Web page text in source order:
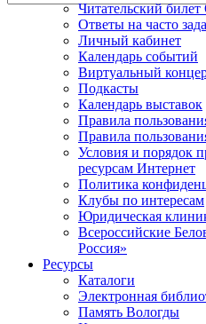
Читательский
Ответы на часто
Личный кабинет
Календарь событий
Виртуальный
Подкасты
Календарь выставок
Правила
Правила
Условия и порядок
ресурсам Интернет
Политика
Клубы по интересам
Юридическая
Всероссийские
Россия»
Ресурсы
Каталоги
Электронная
Память Вологды